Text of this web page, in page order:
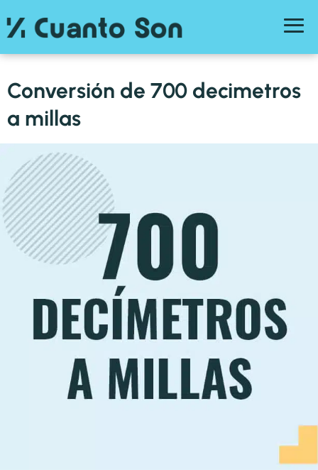
Conversión de 700 decimetros
a millas